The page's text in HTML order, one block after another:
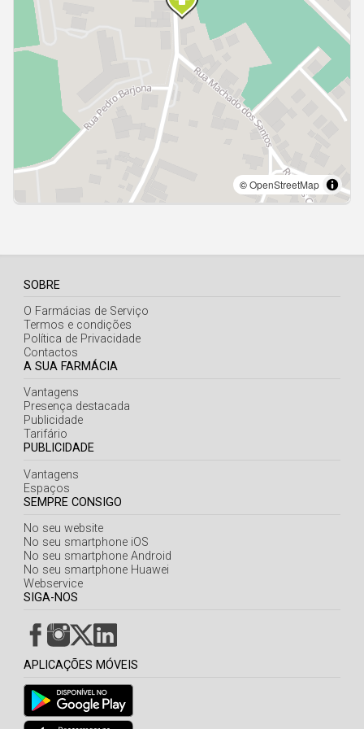
Açores
SOBRE
O Farmácias de Serviço
Termos e condições
Política de Privacidade
Contactos
A SUA FARMÁCIA
Vantagens
Presença destacada
Publicidade
Tarifário
PUBLICIDADE
Vantagens
Espaços
SEMPRE CONSIGO
No seu website
No seu smartphone iOS
No seu smartphone Android
No seu smartphone Huawei
Webservice
SIGA-NOS
APLICAÇÕES MÓVEIS